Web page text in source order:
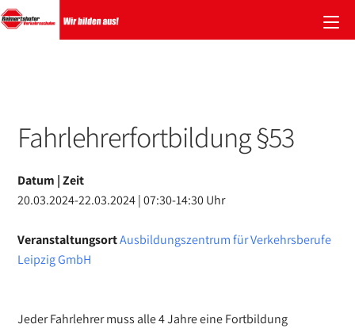
Zum
Inhalt
Fahrlehrerfortbildung §53
Datum | Zeit
20.03.2024-22.03.2024 | 07:30-14:30 Uhr
VeranstaltungsortAusbildungszentrum für Verkehrsberufe
Leipzig GmbH
Jeder Fahrlehrer muss alle 4 Jahre eine Fortbildung